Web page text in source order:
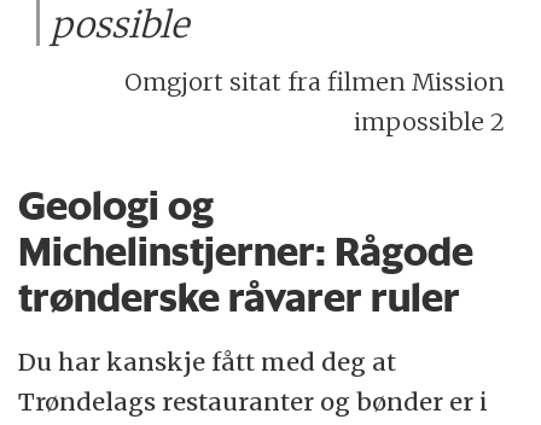
possible
Omgjort sitat fra filmen Mission
impossible 2
Geologi og
Michelinstjerner: Rågode
trønderske råvarer ruler
Du har kanskje fått med deg at
Trøndelags restauranter og bønder er i